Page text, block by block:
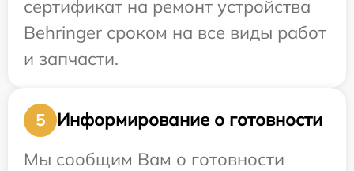
сертификат на ремонт устройства
Behringer сроком на все виды работ
и запчасти.
5
Информирование о готовности
Мы сообщим Вам о готовности